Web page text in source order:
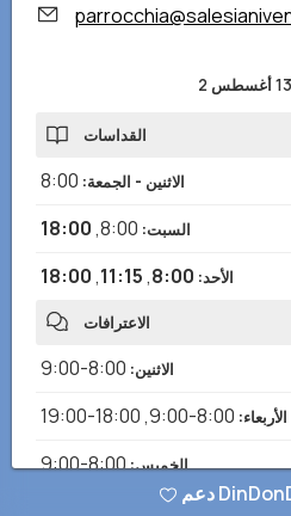
13 أغسطس
القداسات
الاثنين - الجمعة:
8:00
السبت:
8:00
,
18:00
الأحد:
8:00
,
11:15
,
18:00
الاعترافات
الاثنين:
8:00-9:00
:
8:00-9:00
,
18:00-19:00
الخميس:
8:00-9:00